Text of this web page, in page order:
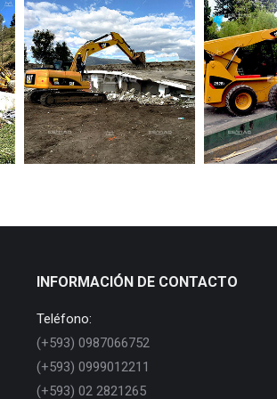
INFORMACIÓN DE CONTACTO
Teléfono:
(+593) 0987066752
(+593) 0999012211
(+593) 02 2821265